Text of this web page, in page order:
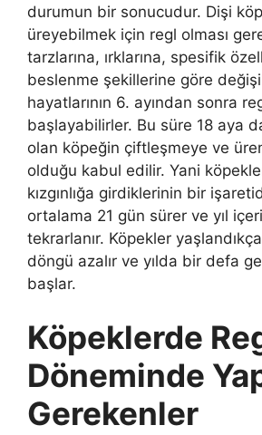
durumun bir sonucudur. Dişi
üreyebilmek için regl olması
tarzlarına, ırklarına, spesifik
beslenme şekillerine göre
hayatlarının 6. ayından sonra
başlayabilirler. Bu süre 18 aya
olan köpeğin çiftleşmeye ve
olduğu kabul edilir. Yani
kızgınlığa girdiklerinin bir
ortalama 21 gün sürer ve yıl
tekrarlanır. Köpekler
döngü azalır ve yılda bir defa
başlar.
Köpeklerde
Döneminde
Gerekenler